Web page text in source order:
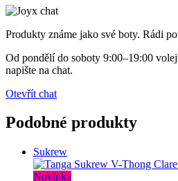
Produkty známe jako své boty. Rádi
Od pondělí do soboty 9:00–19:00
napište na chat.
Otevřít chat
Podobné produkty
Sukrew
Novinka